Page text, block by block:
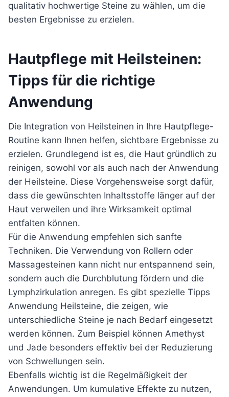
qualitativ hochwertige Steine zu wählen, um die
besten Ergebnisse zu erzielen.
Hautpflege mit Heilsteinen:
Tipps für die richtige
Anwendung
Die Integration von Heilsteinen in Ihre Hautpflege-
Routine kann Ihnen helfen, sichtbare Ergebnisse zu
erzielen. Grundlegend ist es, die Haut gründlich zu
reinigen, sowohl vor als auch nach der Anwendung
der Heilsteine. Diese Vorgehensweise sorgt dafür,
dass die gewünschten Inhaltsstoffe länger auf der
Haut verweilen und ihre Wirksamkeit optimal
entfalten können.
Für die Anwendung empfehlen sich sanfte
Techniken. Die Verwendung von Rollern oder
Massagesteinen kann nicht nur entspannend sein,
sondern auch die Durchblutung fördern und die
Lymphzirkulation anregen. Es gibt spezielle Tipps
Anwendung Heilsteine, die zeigen, wie
unterschiedliche Steine je nach Bedarf eingesetzt
werden können. Zum Beispiel können Amethyst
und Jade besonders effektiv bei der Reduzierung
von Schwellungen sein.
Ebenfalls wichtig ist die Regelmäßigkeit der
Anwendungen. Um kumulative Effekte zu nutzen,